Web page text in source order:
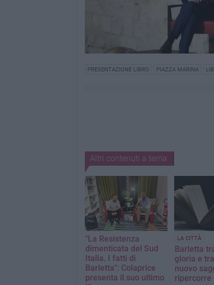
PRESENTAZIONE LIBRO PIAZZA MARINA
Altri contenuti a tema
"La Resistenza
dimenticata del Sud
Italia. I fatti di
Barletta": Colaprice
presenta il suo ultimo
LA CITTÀ
Barletta
gloria e
nuovo
ripercorre